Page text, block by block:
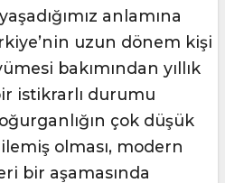
anlamına
uzun dönem kişi
bakımından yıllık
istikrarlı durumu
çok düşük
olması, modern
bir aşamasında